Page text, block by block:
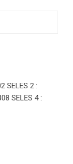
SELES 2 :
SELES 4 :